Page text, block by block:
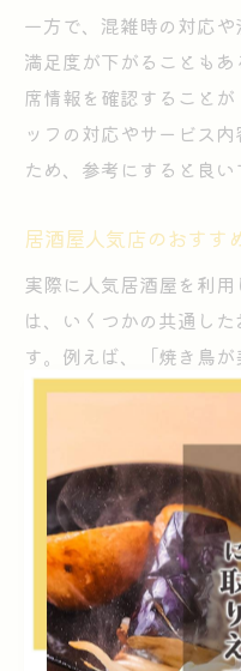
一方で、混雑時の対応や
満足度が下がることも
席情報を確認すること
ッフの対応やサービス
ため、参考にすると良い
居酒屋人気店のおすす
実際に人気居酒屋を利
は、いくつかの共通し
す。例えば、「焼き鳥
ース料理が充実してい
ビス面での満足度が高
また、飲み会や宴会、
に最適な利用方法を提
ば、少人数での利用に
は個室や広めのテーブ
ができる点が支持され